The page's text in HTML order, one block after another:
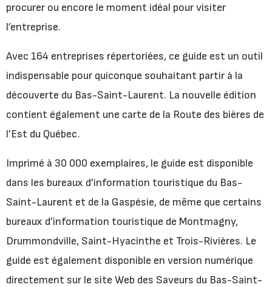
procurer ou encore le moment idéal pour visiter
l’entreprise.
Avec 164 entreprises répertoriées, ce guide est un outil
indispensable pour quiconque souhaitant partir à la
découverte du Bas-Saint-Laurent. La nouvelle édition
contient également une carte de la Route des bières de
l’Est du Québec.
Imprimé à 30 000 exemplaires, le guide est disponible
dans les bureaux d’information touristique du Bas-
Saint-Laurent et de la Gaspésie, de même que certains
bureaux d’information touristique de Montmagny,
Drummondville, Saint-Hyacinthe et Trois-Rivières. Le
guide est également disponible en version numérique
directement sur le site Web des Saveurs du Bas-Saint-